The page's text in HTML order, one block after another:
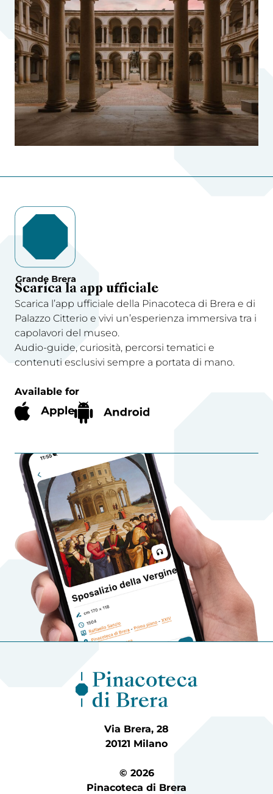
Scarica la app ufficiale
Scarica l’app ufficiale della Pinacoteca di Brera e di
Palazzo Citterio e vivi un’esperienza immersiva tra i
capolavori del museo.
Audio-guide, curiosità, percorsi tematici e
contenuti esclusivi sempre a portata di mano.
Available for
Via Brera, 28
20121 Milano
© 2026
Pinacoteca di Brera